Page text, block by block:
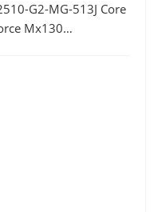
G2-MG-513J Core
Mx130